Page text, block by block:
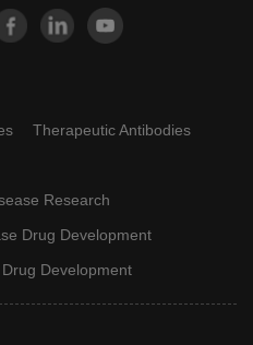
Therapeutic Antibodies
Research
Drug Development
Development